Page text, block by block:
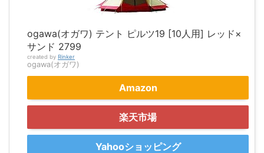
ogawa(オガワ) テント ピルツ19 [10人用] レッド×
サンド 2799
created by Rinker
ogawa(オガワ)
Amazon
楽天市場
Yahooショッピング